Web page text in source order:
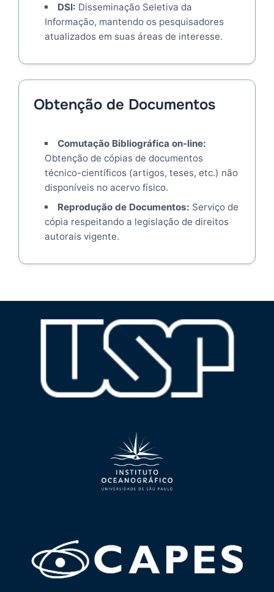
DSI: Disseminação Seletiva da
Informação, mantendo os pesquisadores
atualizados em suas áreas de interesse.
Obtenção de Documentos
Comutação Bibliográfica on-line:
Obtenção de cópias de documentos
técnico-científicos (artigos, teses, etc.) não
disponíveis no acervo físico.
Reprodução de Documentos: Serviço de
cópia respeitando a legislação de direitos
autorais vigente.